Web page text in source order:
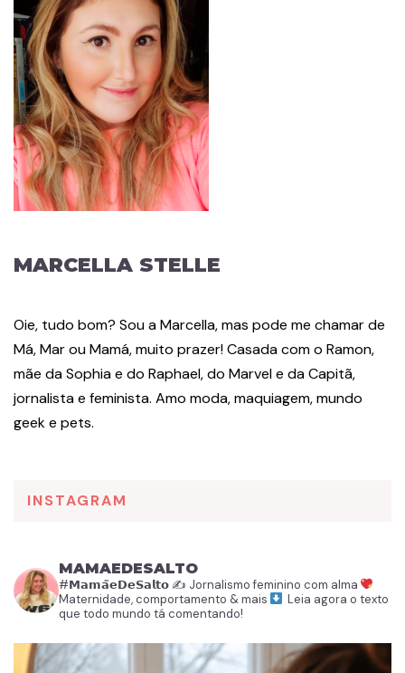
MARCELLA STELLE
Oie, tudo bom? Sou a Marcella, mas pode me chamar de
Má, Mar ou Mamá, muito prazer! Casada com o Ramon,
mãe da Sophia e do Raphael, do Marvel e da Capitã,
jornalista e feminista. Amo moda, maquiagem, mundo
geek e pets.
INSTAGRAM
MAMAEDESALTO
#𝗠𝗮𝗺𝗮̃𝗲𝗗𝗲𝗦𝗮𝗹𝘁𝗼 ✍️ Jornalismo feminino com alma
Maternidade, comportamento & mais
Leia agora o texto
que todo mundo tá comentando!